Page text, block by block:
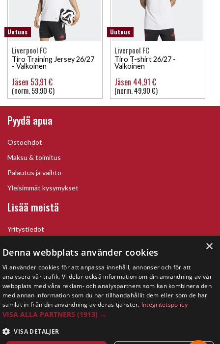
Uutuus
Liverpool FC
Tiro Training Jersey 26/27
- Valkoinen
Jäsen 53,91 €
(norm. 59,90 €)
Uutuus
Liverpool FC
Tiro T-shirt 26/27 -
Valkoinen
Jäsen 44,91 €
(norm. 49,90 €)
Pyydä apua
Ostoehdot
Maksu & toimitus
Palautus ja vaihto
Yleisimmät kysymykset
Lisää meistä
Yritystiedot
×
Denna webbplats använder cookies
Vi använder cookies för att anpassa innehåll, annonser och för att
analysera vår trafik. Vi delar också information om din användning av vår
webbplats med våra reklam- och analyspartners som kan kombinera den
med annan information som du har tillhandahållit dem eller som de har
samlat in från din användning av deras tjänster. Integritetspolicy
VISA ALLA PARTNERS (1913) →
VISA DETALJER